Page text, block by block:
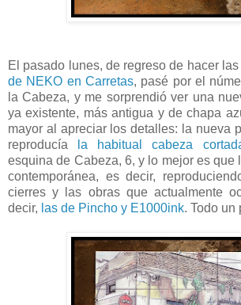
El pasado lunes, de regreso de hacer las
de NEKO en Carretas, pasé por el
la Cabeza, y me sorprendió ver una
ya existente, más antigua y de chapa
mayor al apreciar los detalles: la nueva
reproducía
la habitual cabeza
esquina de Cabeza, 6, y lo mejor es que
contemporánea, es decir,
cierres y las obras que actualmente
decir, las de Pincho y E1000ink. Todo un